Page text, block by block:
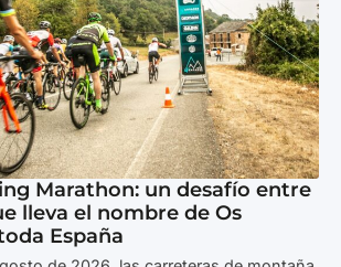
Marathon: un desafío entre
lleva el nombre de Os
España